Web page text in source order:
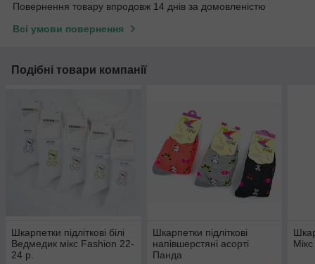
Повернення товару впродовж 14 днів за домовленістю
Всі умови повернення
Подібні товари компанії
Шкарпетки підліткові білі
Ведмедик мікс Fashion 22-
24 р.
Шкарпетки підліткові
напівшерстяні асорті
Панда